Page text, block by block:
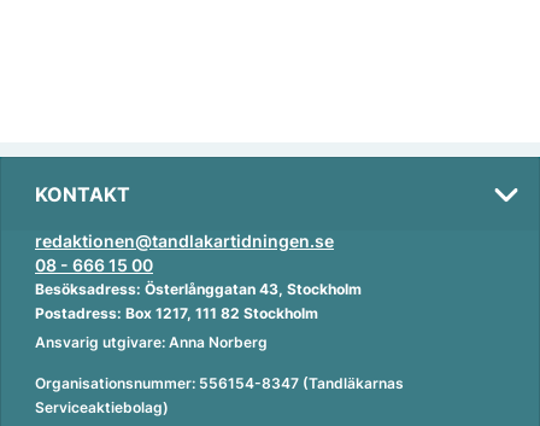
KONTAKT
redaktionen@tandlakartidningen.se
08 - 666 15 00
Besöksadress: Österlånggatan 43, Stockholm
Postadress: Box 1217, 111 82 Stockholm
Ansvarig utgivare: Anna Norberg
Organisationsnummer: 556154-8347 (Tandläkarnas
Serviceaktiebolag)